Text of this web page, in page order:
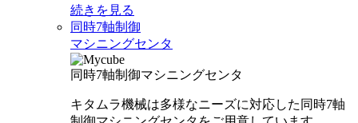
続きを見る
同時7軸制御
マシニングセンタ
同時7軸制御マシニングセンタ
キタムラ機械は多様なニーズに対応した同時7軸